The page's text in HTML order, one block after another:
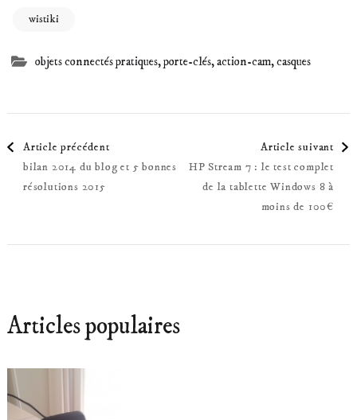
wistiki
objets connectés pratiques, porte-clés, action-cam, casques
Navigation
d'article
Article précédent
bilan 2014 du blog et 5 bonnes
résolutions 2015
Article suivant
HP Stream 7 : le test complet
de la tablette Windows 8 à
moins de 100€
Articles populaires